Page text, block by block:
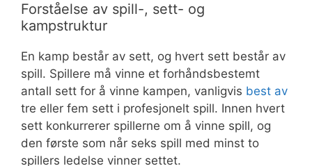
Forståelse av spill-, sett- og
kampstruktur
En kamp består av sett, og hvert sett består av
spill. Spillere må vinne et forhåndsbestemt
antall sett for å vinne kampen, vanligvis best av
tre eller fem sett i profesjonelt spill. Innen hvert
sett konkurrerer spillerne om å vinne spill, og
den første som når seks spill med minst to
spillers ledelse vinner settet.